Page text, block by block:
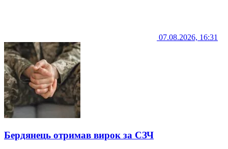
07.08.2026, 16:31
Бердянець отримав вирок за СЗЧ